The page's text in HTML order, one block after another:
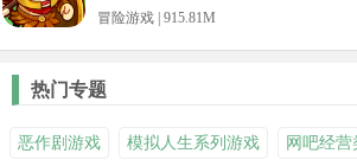
冒险游戏 | 915.81M
热门专题
恶作剧游戏 模拟人生系列游戏 网吧经营